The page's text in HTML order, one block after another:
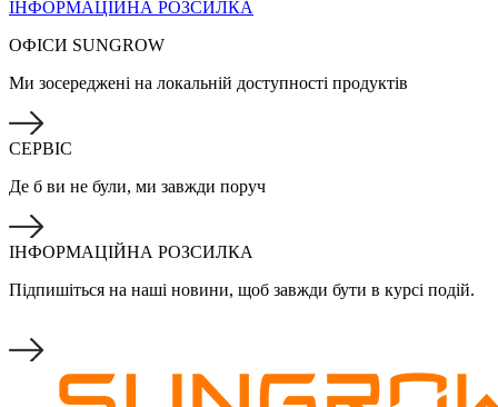
ІНФОРМАЦІЙНА РОЗСИЛКА
ОФІСИ SUNGROW
Ми зосереджені на локальній доступності продуктів
СЕРВІС
Де б ви не були, ми завжди поруч
ІНФОРМАЦІЙНА РОЗСИЛКА
Підпишіться на наші новини, щоб завжди бути в курсі подій.